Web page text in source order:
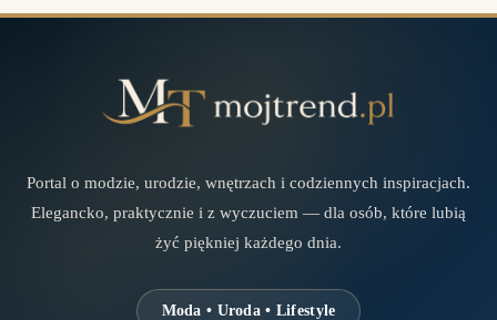
Portal o modzie, urodzie, wnętrzach i codziennych inspiracjach.
Elegancko, praktycznie i z wyczuciem — dla osób, które lubią
żyć piękniej każdego dnia.
Moda • Uroda • Lifestyle